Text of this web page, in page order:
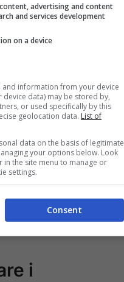
Russia e Stati
che Hrw sta
che prevenga e
c’è proprio la
22 novembre. “La
senior presso
chiaramente a
paesi dovrebbero
i
advertising and content
and services development
on a device
information from your device
data) may be stored by,
or used specifically by this
geolocation data. List of
data on the basis of legitimate
your options below. Look
the site menu to manage or
settings.
Consent